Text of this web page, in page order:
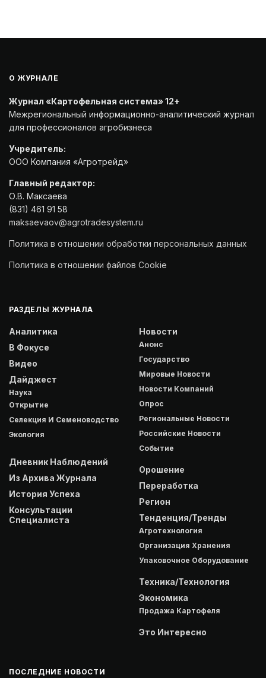
О ЖУРНАЛЕ
Журнал «Картофельная система» 12+
Межрегиональный информационно-аналитический журнал
для профессионалов агробизнеса
Учредитель:
ООО Компания «Агротрейд»
Главный редактор:
О.В. Максаева
(831) 461 91 58
maksaevaov@agrotradesystem.ru
Политика в отношении обработки персональных данных
Политика в отношении файлов Cookie
РАЗДЕЛЫ ЖУРНАЛА
Аналитика
В Фокусе
Видео
Дайджест
Наука
Открытие
Селекция И Семеноводство
Экология
Дневник Наблюдений
Из Архива Журнала
История Успеха
Консультации
Специалиста
Новости
Анонс
Государство
Мировые Новости
Новости Компаний
Опрос
Региональные Новости
Российские Новости
Событие
Орошение
Переработка
Регион
Тенденция/Тренды
Агротехнология
Организация Хранения
Упаковочное Оборудование
Техника/Технология
Экономика
Продажа Картофеля
Это Интересно
ПОСЛЕДНИЕ НОВОСТИ